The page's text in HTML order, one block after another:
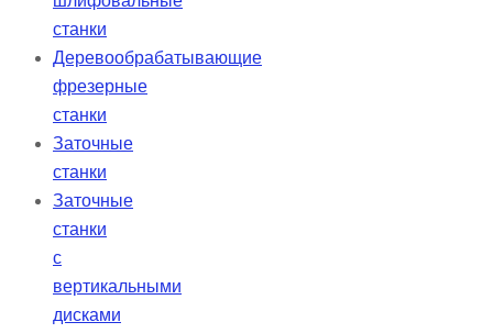
станки
Деревообрабатывающие
фрезерные
станки
Заточные
станки
Заточные
станки
с
вертикальными
дисками